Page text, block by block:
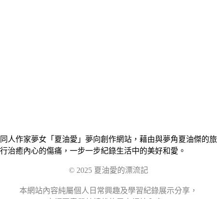
同人作家夢女「夏油愛」夢向創作網站，藉由與夢角夏油傑的旅
行治癒內心的傷痛，一步一步紀錄生活中的美好和愛。
© 2025 夏油愛的漂流記
本網站內容純屬個人日常興趣及學習紀錄展示分享，